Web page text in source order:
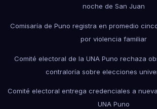
noche de San Juan
Comisaría de Puno registra en promedio
por violencia familiar
Comité electoral de la UNA Puno rechaza
contraloría sobre elecciones
Comité electoral entrega credenciales a
UNA Puno